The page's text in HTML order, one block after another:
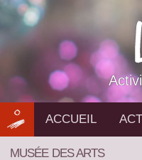
Aller
au
contenu
ACCUEIL
MUSÉE DES ARTS